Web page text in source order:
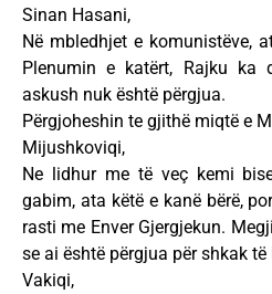
Sinan Hasani,
Në mbledhjet e komunistëve,
Plenumin e katërt, Rajku ka
askush nuk është përgjua.
Përgjoheshin te gjithë miqtë e
Mijushkoviqi,
Ne lidhur me të veç kemi
gabim, ata këtë e kanë bërë,
rasti me Enver Gjergjekun.
se ai është përgjua për shkak
Vakiqi,